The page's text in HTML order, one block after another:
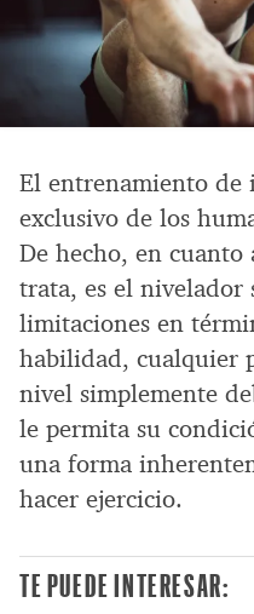
El entrenamiento de
exclusivo de los
De hecho, en cuanto
trata, es el nivelador
limitaciones en
habilidad, cualquier
nivel simplemente
le permita su
una forma
hacer ejercicio.
TE PUEDE INTERESAR: